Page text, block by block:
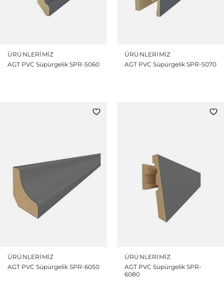
ÜRÜNLERIMIZ
AGT PVC Süpürgelik SPR-5060
ÜRÜNLERIMIZ
AGT PVC Süpürgelik SPR-5070
ÜRÜNLERIMIZ
AGT PVC Süpürgelik SPR-6050
ÜRÜNLERIMIZ
AGT PVC Süpürgelik SPR-
6080